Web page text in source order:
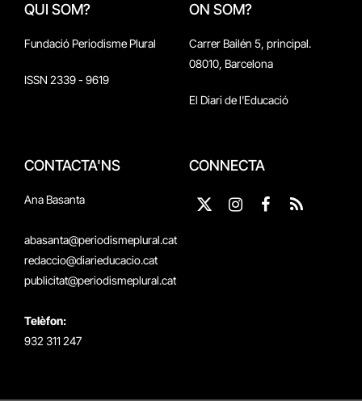
QUI SOM?
Fundació Periodisme Plural
ISSN 2339 - 9619
ON SOM?
Carrer Bailén 5, principal.
08010, Barcelona
El Diari de l'Educació
CONTACTA'NS
Ana Basanta
abasanta@periodismeplural.cat
redaccio@diarieducacio.cat
publicitat@periodismeplural.cat
Telèfon:
932 311 247
CONNECTA
X
Instagram
Facebook
RSS